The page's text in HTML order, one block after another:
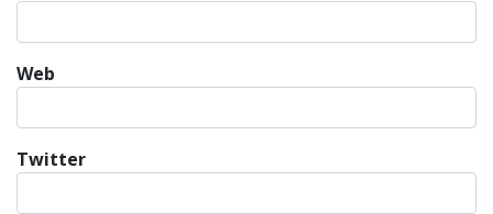
Web
Twitter